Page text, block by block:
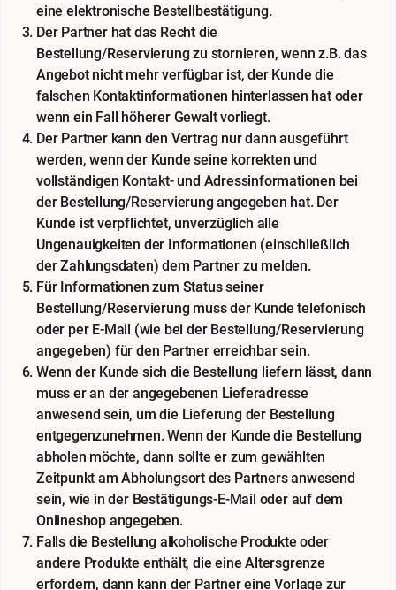
eine elektronische Bestellbestätigung.
Der Partner hat das Recht die
Bestellung/Reservierung zu stornieren, wenn z.B. das
Angebot nicht mehr verfügbar ist, der Kunde die
falschen Kontaktinformationen hinterlassen hat oder
wenn ein Fall höherer Gewalt vorliegt.
Der Partner kann den Vertrag nur dann ausgeführt
werden, wenn der Kunde seine korrekten und
vollständigen Kontakt- und Adressinformationen bei
der Bestellung/Reservierung angegeben hat. Der
Kunde ist verpflichtet, unverzüglich alle
Ungenauigkeiten der Informationen (einschließlich
der Zahlungsdaten) dem Partner zu melden.
Für Informationen zum Status seiner
Bestellung/Reservierung muss der Kunde telefonisch
oder per E-Mail (wie bei der Bestellung/Reservierung
angegeben) für den Partner erreichbar sein.
Wenn der Kunde sich die Bestellung liefern lässt, dann
muss er an der angegebenen Lieferadresse
anwesend sein, um die Lieferung der Bestellung
entgegenzunehmen. Wenn der Kunde die Bestellung
abholen möchte, dann sollte er zum gewählten
Zeitpunkt am Abholungsort des Partners anwesend
sein, wie in der Bestätigungs-E-Mail oder auf dem
Onlineshop angegeben.
Falls die Bestellung alkoholische Produkte oder
andere Produkte enthält, die eine Altersgrenze
erfordern, dann kann der Partner eine Vorlage zur